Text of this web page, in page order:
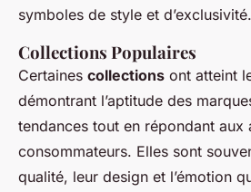
symboles de style et d’exclusivité.
Collections Populaires
Certaines collections ont atteint
démontrant l’aptitude des
tendances tout en répondant aux
consommateurs. Elles sont
qualité, leur design et l’émotion